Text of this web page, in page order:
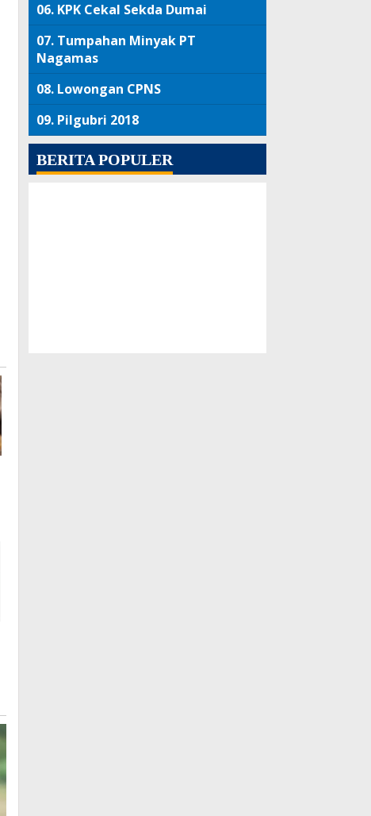
06. KPK Cekal Sekda Dumai
07. Tumpahan Minyak PT
Nagamas
08. Lowongan CPNS
09. Pilgubri 2018
BERITA POPULER